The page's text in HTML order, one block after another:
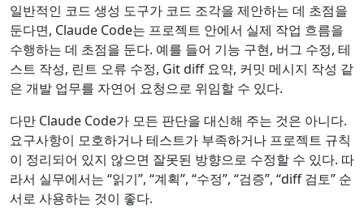
일반적인 코드 생성 도구가 코드 조각을 제안하는 데 초점을
둔다면, Claude Code는 프로젝트 안에서 실제 작업 흐름을
수행하는 데 초점을 둔다. 예를 들어 기능 구현, 버그 수정, 테
스트 작성, 린트 오류 수정, Git diff 요약, 커밋 메시지 작성 같
은 개발 업무를 자연어 요청으로 위임할 수 있다.
다만 Claude Code가 모든 판단을 대신해 주는 것은 아니다.
요구사항이 모호하거나 테스트가 부족하거나 프로젝트 규칙
이 정리되어 있지 않으면 잘못된 방향으로 수정할 수 있다. 따
라서 실무에서는 “읽기”, “계획”, “수정”, “검증”, “diff 검토” 순
서로 사용하는 것이 좋다.